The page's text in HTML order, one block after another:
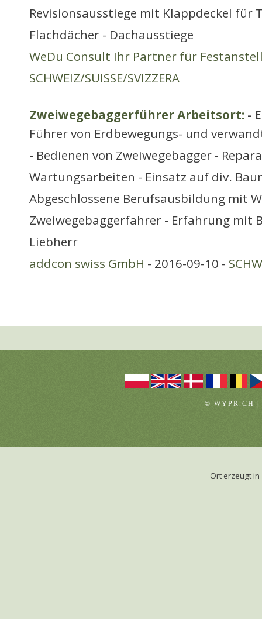
Revisionsausstiege mit Klappdeckel für
Flachdächer - Dachausstiege
WeDu Consult Ihr Partner für
SCHWEIZ/SUISSE/SVIZZERA
Zweiwegebaggerführer Arbeitsort: -
Führer von Erdbewegungs- und
- Bedienen von Zweiwegebagger -
Wartungsarbeiten - Einsatz auf div.
Abgeschlossene Berufsausbildung mit
Zweiwegebaggerfahrer - Erfahrung mit
Liebherr
addcon swiss GmbH - 2016-09-10 -
© WYPR.CH
Ort erzeugt